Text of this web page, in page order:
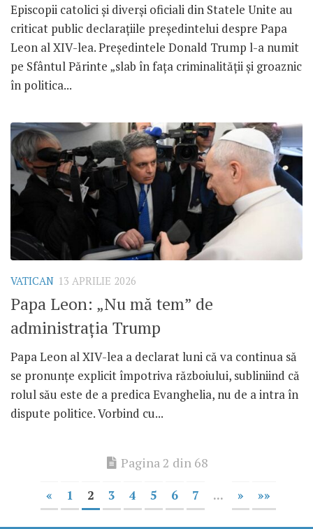
Episcopii catolici și diverși oficiali din Statele Unite au
criticat public declarațiile președintelui despre Papa
Leon al XIV-lea. Președintele Donald Trump l-a numit
pe Sfântul Părinte „slab în fața criminalității și groaznic
în politica...
VATICAN 13 APRILIE 2026
Papa Leon: „Nu mă tem” de
administrația Trump
Papa Leon al XIV-lea a declarat luni că va continua să
se pronunțe explicit împotriva războiului, subliniind că
rolul său este de a predica Evanghelia, nu de a intra în
dispute politice. Vorbind cu...
Pagina 2 din 68
« 1 2 3 4 5 6 7 ... » »»